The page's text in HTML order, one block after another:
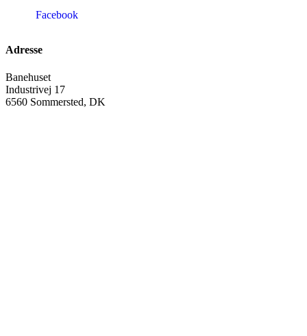
Facebook
Adresse
Banehuset
Industrivej 17
6560 Sommersted, DK